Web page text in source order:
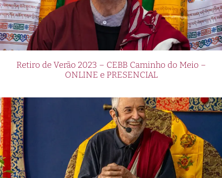
Retiro de Verão 2023 – CEBB Caminho do Meio –
ONLINE e PRESENCIAL